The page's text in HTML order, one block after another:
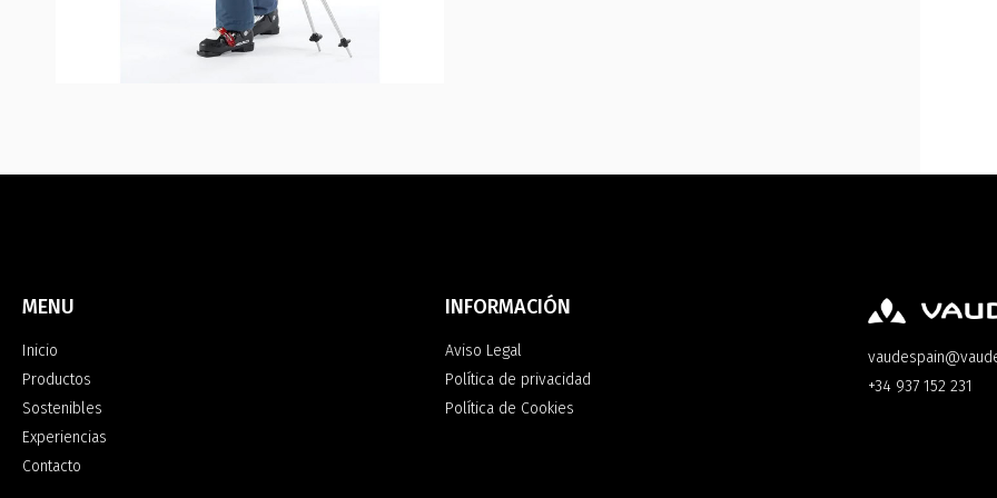
MENU
Inicio
Productos
Sostenibles
Experiencias
Contacto
INFORMACIÓN
Aviso Legal
Política de privacidad
Política de Cookies
+34 937 152 231